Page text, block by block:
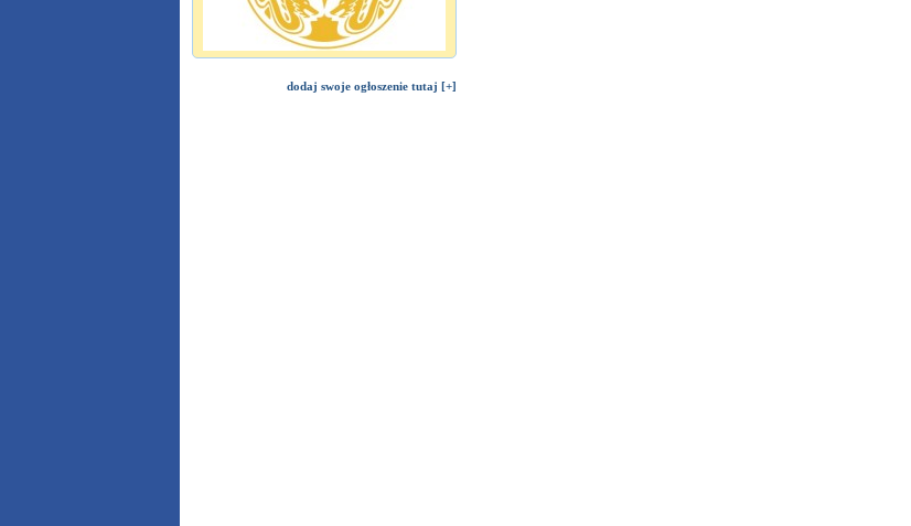
dodaj swoje ogłoszenie tutaj [+]